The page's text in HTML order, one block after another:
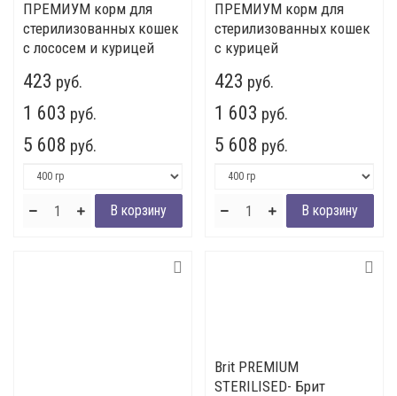
ПРЕМИУМ корм для
стерилизованных кошек
с лососем и курицей
423 руб.
1 603 руб.
5 608 руб.
ПРЕМИУМ корм для
стерилизованных кошек
с курицей
423 руб.
1 603 руб.
5 608 руб.
Brit PREMIUM
STERILISED- Брит